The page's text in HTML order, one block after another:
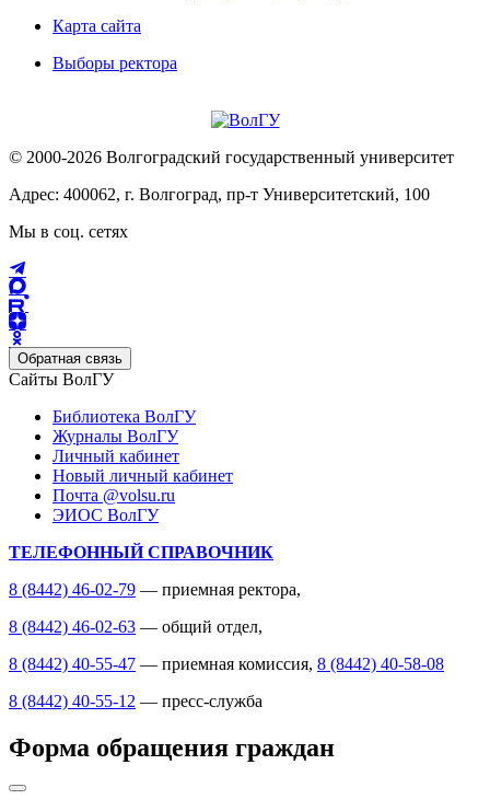
Карта сайта
Выборы ректора
© 2000-2026 Волгоградский государственный университет
Адрес: 400062, г. Волгоград, пр-т Университетский, 100
Мы в соц. сетях
Обратная связь
Сайты ВолГУ
Библиотека ВолГУ
Журналы ВолГУ
Личный кабинет
Новый личный кабинет
Почта @volsu.ru
ЭИОС ВолГУ
ТЕЛЕФОННЫЙ СПРАВОЧНИК
8 (8442) 46-02-79 — приемная ректора,
8 (8442) 46-02-63 — общий отдел,
8 (8442) 40-55-47 — приемная комиссия, 8 (8442) 40-58-08
8 (8442) 40-55-12 — пресс-служба
Форма обращения граждан